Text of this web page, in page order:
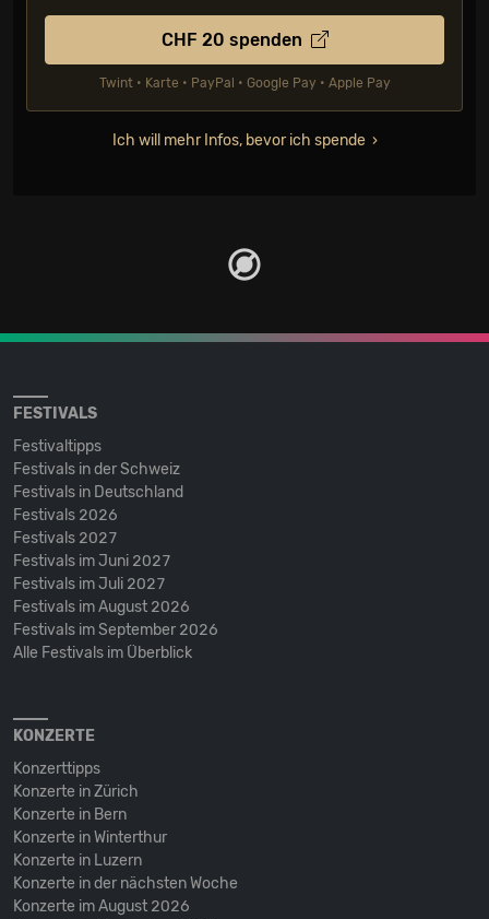
CHF 20 spenden
Twint • Karte • PayPal • Google Pay • Apple Pay
Ich will mehr Infos, bevor ich spende
FESTIVALS
Festivaltipps
Festivals in der Schweiz
Festivals in Deutschland
Festivals 2026
Festivals 2027
Festivals im Juni 2027
Festivals im Juli 2027
Festivals im August 2026
Festivals im September 2026
Alle Festivals im Überblick
KONZERTE
Konzerttipps
Konzerte in Zürich
Konzerte in Bern
Konzerte in Winterthur
Konzerte in Luzern
Konzerte in der nächsten Woche
Konzerte im August 2026